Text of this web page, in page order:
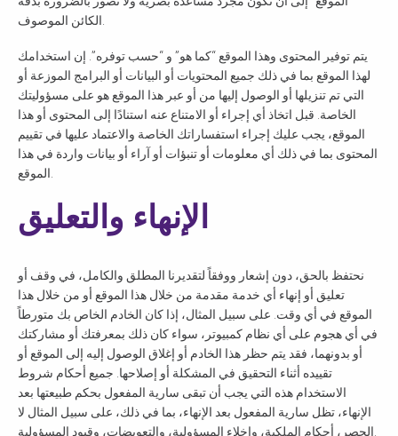
يتم توفير المحتوى وهذا الموقع “كما هو” و “حسب توفره”. إن استخدامك
لهذا الموقع بما في ذلك جميع المحتويات أو البيانات أو البرامج الموزعة أو
التي تم تنزيلها أو الوصول إليها من أو عبر هذا الموقع هو على مسؤوليتك
الخاصة. قبل اتخاذ أي إجراء أو الامتناع عنه استنادًا إلى المحتوى أو هذا
الموقع، يجب عليك إجراء استفساراتك الخاصة والاعتماد عليها في تقييم
المحتوى بما في ذلك أي معلومات أو تنبؤات أو آراء أو بيانات واردة في هذا
الإنهاء والتعليق
نحتفظ بالحق، دون إشعار ووفقاً لتقديرنا المطلق والكامل، في وقف أو
تعليق أو إنهاء أي خدمة مقدمة من خلال هذا الموقع أو من خلال هذا
الموقع في أي وقت. على سبيل المثال، إذا كان الخادم الخاص بك متورطاً
في أي هجوم على أي نظام كمبيوتر، سواء كان ذلك بمعرفتك أو مشاركتك
أو بدونهما، فقد يتم حظر هذا الخادم أو إغلاق الوصول إليه إلى الموقع أو
تقييده أثناء التحقيق في المشكلة أو إصلاحها. جميع أحكام شروط
الاستخدام هذه التي يجب أن تبقى سارية المفعول بحكم طبيعتها بعد
الإنهاء، تظل سارية المفعول بعد الإنهاء، بما في ذلك، على سبيل المثال لا